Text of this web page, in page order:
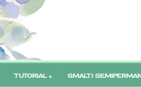
TUTORIAL » SMALTI